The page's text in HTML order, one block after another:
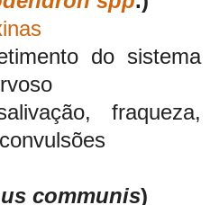
do sistema
fraqueza,
communis)